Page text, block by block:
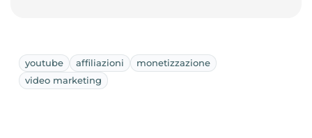
youtube affiliazioni
monetizzazione
video marketing